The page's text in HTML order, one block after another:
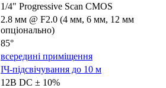
1/4" Progressive Scan CMOS
2.8 мм @ F2.0 (4 мм, 6 мм, 12 мм
опціонально)
85°
всередині приміщення
ІЧ-підсвічування до 10 м
12В DC ± 10%